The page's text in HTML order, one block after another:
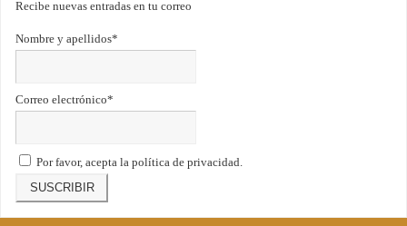
Recibe nuevas entradas en tu correo
Nombre y apellidos*
Correo electrónico*
Por favor, acepta la política de privacidad.